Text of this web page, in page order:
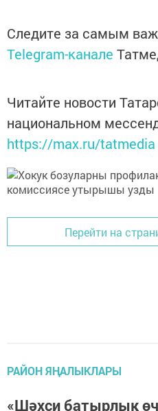
Следите за самым
Telegram-канале
Читайте новости
национальном
https://max.ru/tatmedia
Перейти на
РАЙОН ЯҢАЛЫКЛАРЫ
«Шәхси батырлык